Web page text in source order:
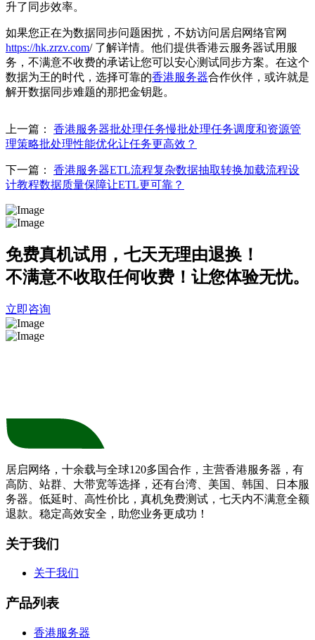
升了同步效率。
如果您正在为数据同步问题困扰，不妨访问居启网络官网
https://hk.zrzv.com/ 了解详情。他们提供香港云服务器试用服
务，不满意不收费的承诺让您可以安心测试同步方案。在这个
数据为王的时代，选择可靠的香港服务器合作伙伴，或许就是
解开数据同步难题的那把金钥匙。
上一篇： 香港服务器批处理任务慢批处理任务调度和资源管
理策略批处理性能优化让任务更高效？
下一篇： 香港服务器ETL流程复杂数据抽取转换加载流程设
计教程数据质量保障让ETL更可靠？
免费真机试用，七天无理由退换！
不满意不收取任何收费！让您体验无忧。
立即咨询
居启网络，十余载与全球120多国合作，主营香港服务器，有
高防、站群、大带宽等选择，还有台湾、美国、韩国、日本服
务器。低延时、高性价比，真机免费测试，七天内不满意全额
退款。稳定高效安全，助您业务更成功！
关于我们
关于我们
产品列表
香港服务器